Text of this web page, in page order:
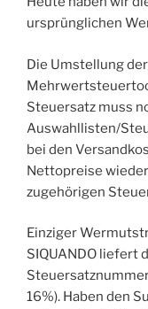
ursprünglichen
Die Umstellung
Steuersatz muss
Auswahllisten/
bei den
Nettopreise
zugehörigen
Einziger
SIQUANDO liefert
16%). Haben den